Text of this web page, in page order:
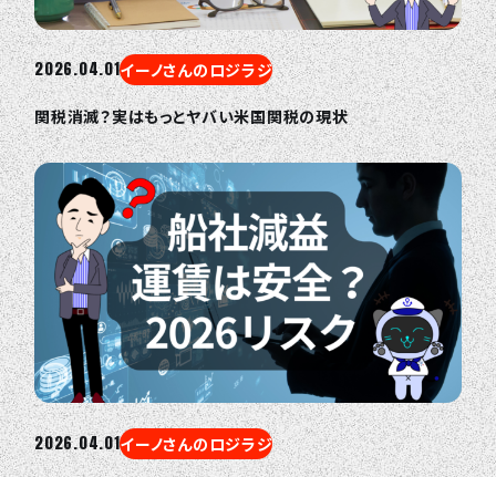
2026.04.01イーノさんのロジラジ
関税消滅？実はもっとヤバい米国関税の現状
2026.04.01イーノさんのロジラジ